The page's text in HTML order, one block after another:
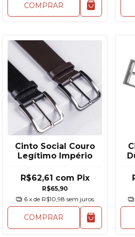
COMPRAR
Cinto Social Couro
Legítimo Império
R$65,90
R$62,61 com Pix
6 x de R$10,98 sem juros
COMPRAR